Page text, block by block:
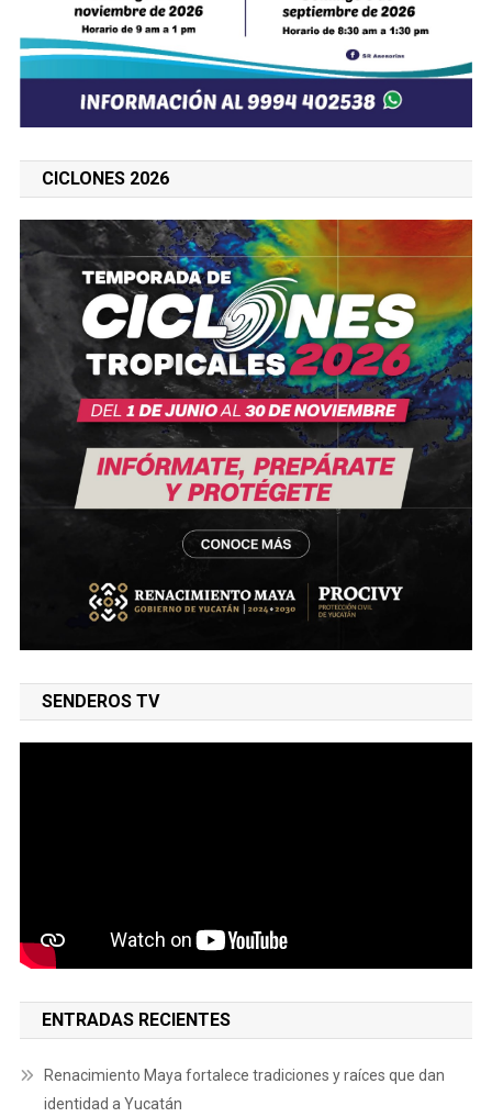
CICLONES 2026
SENDEROS TV
ENTRADAS RECIENTES
Renacimiento Maya fortalece tradiciones y raíces que dan
identidad a Yucatán